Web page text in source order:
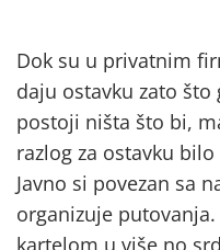
Dok su u privatnim
daju ostavku zato
postoji ništa što bi,
razlog za ostavku
Javno si povezan sa
organizuje
kartelom u više no